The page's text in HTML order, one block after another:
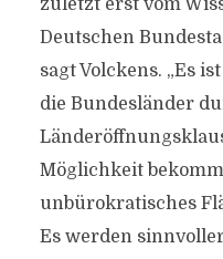
zuletzt erst vom
Deutschen
sagt Volckens. „Es
die Bundesländer
Möglichkeit
unbürokratisches
Es werden